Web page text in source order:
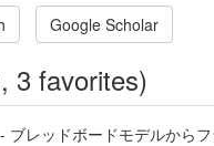
Google Scholar
3 favorites)
ブレッドボードモデルから